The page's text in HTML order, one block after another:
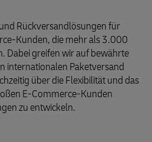
Rückversandlösungen für
Kunden, die mehr als 3.000
Dabei greifen wir auf bewährte
internationalen Paketversand
über die Flexibilität und das
E-Commerce-Kunden
zu entwickeln.